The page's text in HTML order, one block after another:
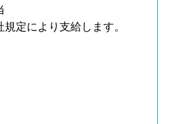
定により支給します。